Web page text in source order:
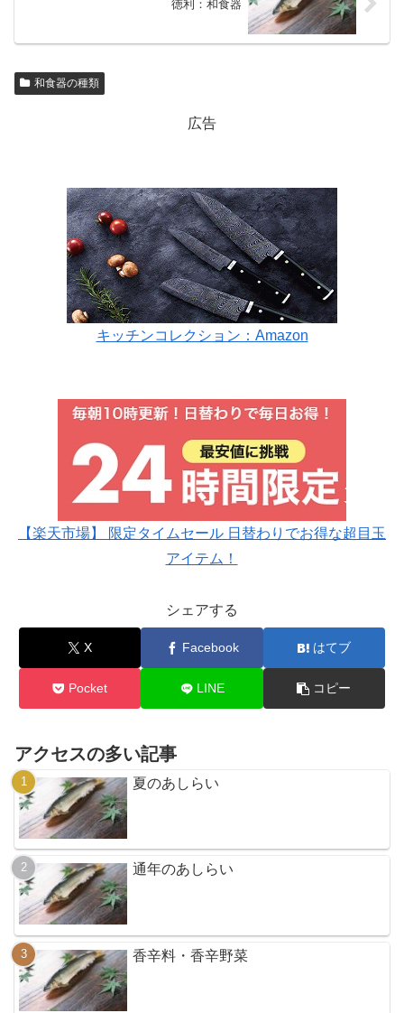
徳利：和食器
和食器の種類
広告
キッチンコレクション：Amazon
【楽天市場】 限定タイムセール 日替わりでお得な超目玉
アイテム！
シェアする
X Facebook はてブ
Pocket LINE コピー
アクセスの多い記事
夏のあしらい
通年のあしらい
香辛料・香辛野菜